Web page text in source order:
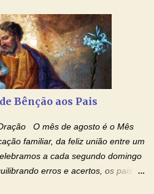
todas as coisas segundo
sempre da sua consolação. Por
Creio: Creio em Deus Pai Todo-
terra; e em Jesus Cristo, seu
foi concebido pelo poder do Espí­
padeceu sob Pôncio Pilatos,
Desceu à mansão dos mortos;
aos céus, está sentado à direita
há de vir a julgar os v...
Bênção aos Pais
O mês de agosto é o Mês
familiar, da feliz união entre um
a cada segundo domingo
erros e acertos, os pais